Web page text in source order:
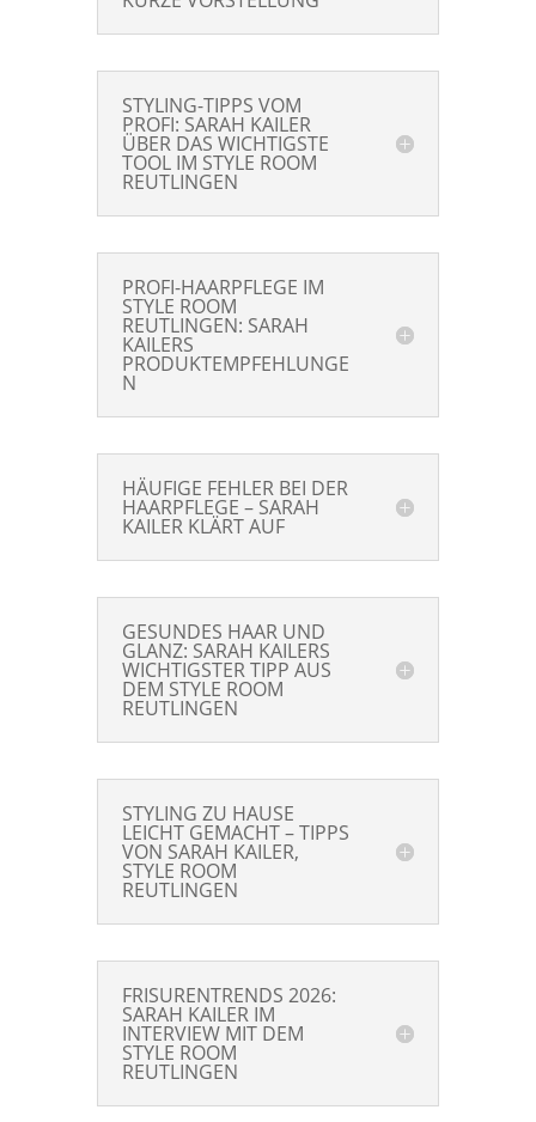
STYLING-TIPPS VOM
PROFI: SARAH KAILER
ÜBER DAS WICHTIGSTE
TOOL IM STYLE ROOM
REUTLINGEN
PROFI-HAARPFLEGE IM
STYLE ROOM
REUTLINGEN: SARAH
KAILERS
PRODUKTEMPFEHLUNGE
N
HÄUFIGE FEHLER BEI DER
HAARPFLEGE – SARAH
KAILER KLÄRT AUF
GESUNDES HAAR UND
GLANZ: SARAH KAILERS
WICHTIGSTER TIPP AUS
DEM STYLE ROOM
REUTLINGEN
STYLING ZU HAUSE
LEICHT GEMACHT – TIPPS
VON SARAH KAILER,
STYLE ROOM
REUTLINGEN
FRISURENTRENDS 2026:
SARAH KAILER IM
INTERVIEW MIT DEM
STYLE ROOM
REUTLINGEN